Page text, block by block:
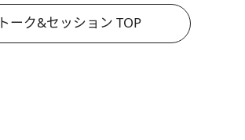
トーク&セッション TOP